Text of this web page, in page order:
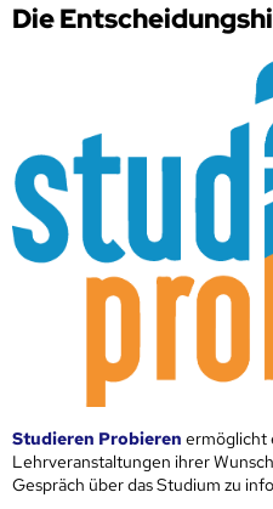
Die
Studieren Probieren ermöglicht
Lehrveranstaltungen ihrer
Gespräch über das Studium zu